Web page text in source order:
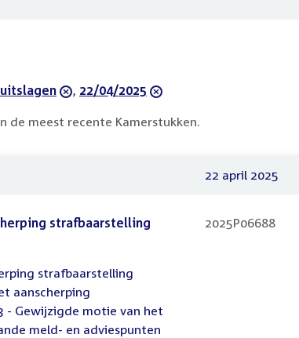
, verwijder
22/04/2025
de meest recente Kamerstukken.
22 april 2025
strafbaarstelling
strafbaarstelling
aanscherping
- Gewijzigde motie van het
meld- en adviespunten
2025P06688